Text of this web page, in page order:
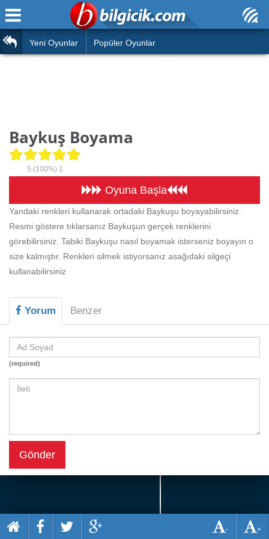
Araba
Futbol
Çocuk
Silah
Basketbol
Motor
Beceri
Komik
Mario
Savaş
Spor
Ana Sayfa
Hızlı Okuma Testi
Hesaplamalar
Oyun
Yeni Oyunlar Popüler Oyunlar
Baykuş Boyama
5 (100%) 1
Oyuna Başla
Yandaki renkleri kullanarak ortadaki Baykuşu boyayabilirsiniz.
Resmi göstere tıklarsanız Baykuşun gerçek renklerini
görebilirsiniz. Tabiki Baykuşu nasıl boyamak isterseniz boyayın o
size kalmıştır. Renkleri silmek istiyorsanız asağıdaki silgeçi
kullanabilirsiniz
Yorum Benzer
(required)
Gönder
+
-